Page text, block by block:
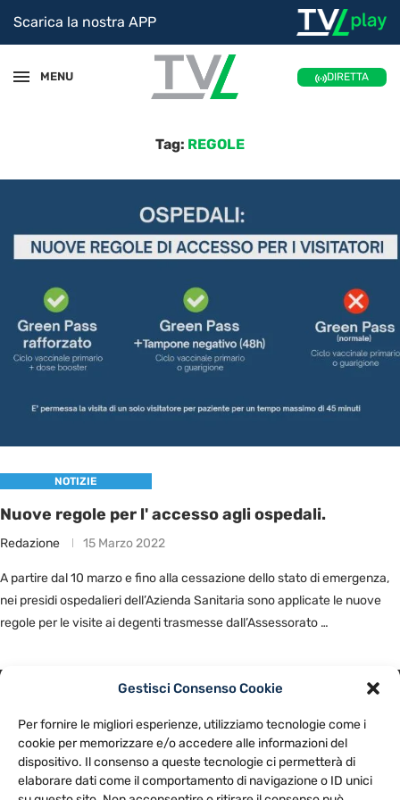
Gestisci Consenso Cookie
Per fornire le migliori esperienze, utilizziamo tecnologie come i
cookie per memorizzare e/o accedere alle informazioni del
dispositivo. Il consenso a queste tecnologie ci permetterà di
elaborare dati come il comportamento di navigazione o ID unici
Scarica la nostra APP
MENU DIRETTA
Tag: REGOLE
NOTIZIE
Nuove regole per l' accesso agli ospedali.
Redazione 15 Marzo 2022
A partire dal 10 marzo e fino alla cessazione dello stato di emergenza,
nei presidi ospedalieri dell’Azienda Sanitaria sono applicate le nuove
regole per le visite ai degenti trasmesse dall’Assessorato …
NOTE LEGALI
CONTATTACI PREFERENZE
TV LIBERA S.P.A.
Via Monteleonese 95/21 – 51100 Pistoia (PT)